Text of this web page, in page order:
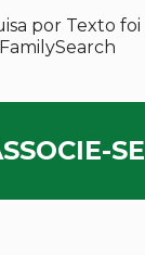
por Texto
SE